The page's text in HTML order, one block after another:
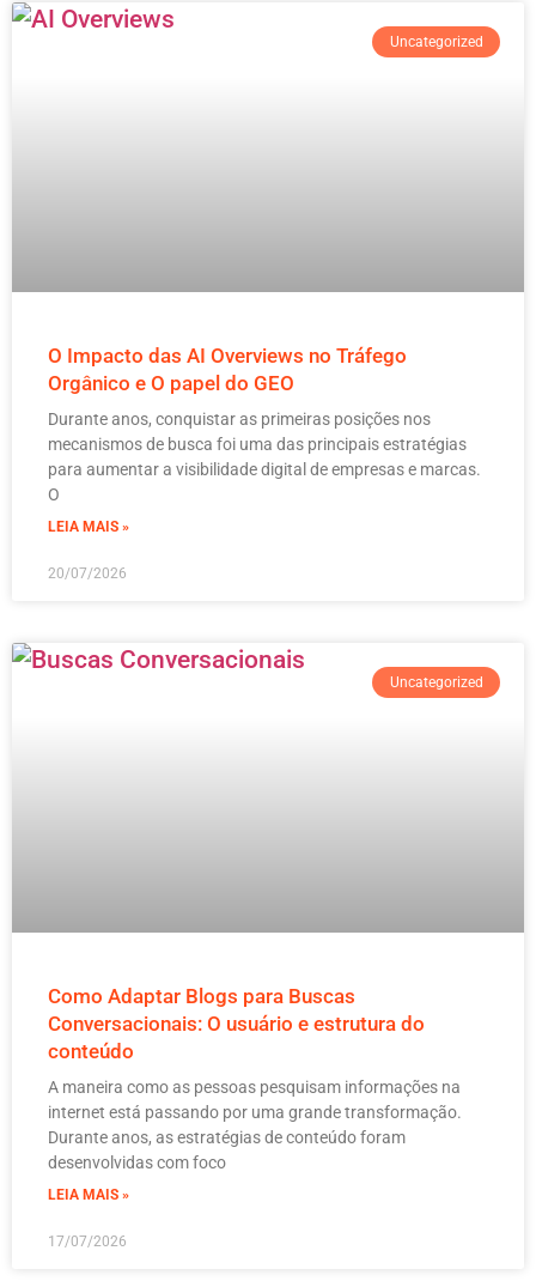
Uncategorized
O Impacto das AI Overviews no Tráfego
Orgânico e O papel do GEO
Durante anos, conquistar as primeiras posições nos
mecanismos de busca foi uma das principais estratégias
para aumentar a visibilidade digital de empresas e marcas.
O
LEIA MAIS »
20/07/2026
Uncategorized
Como Adaptar Blogs para Buscas
Conversacionais: O usuário e estrutura do
conteúdo
A maneira como as pessoas pesquisam informações na
internet está passando por uma grande transformação.
Durante anos, as estratégias de conteúdo foram
desenvolvidas com foco
LEIA MAIS »
17/07/2026